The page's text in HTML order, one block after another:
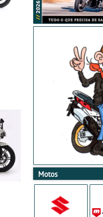
Motos